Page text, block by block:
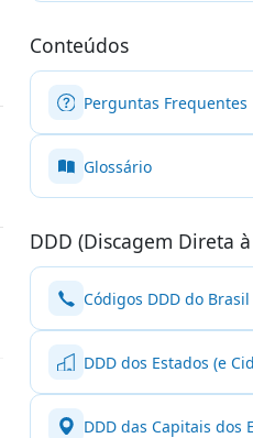
Conteúdos
Perguntas Frequentes
Glossário
DDD (Discagem Direta
Códigos DDD do Brasil
DDD dos Estados (e
DDD das Capitais dos